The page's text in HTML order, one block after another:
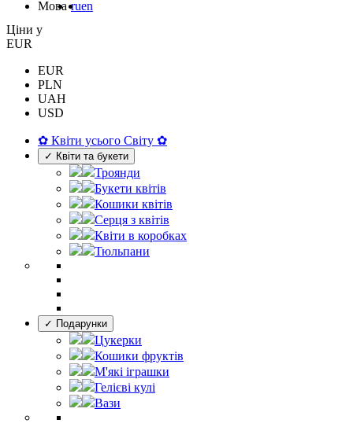
Мова ruen
Цiни у
EUR
EUR
PLN
UAH
USD
✿ Квіти усього Світу ✿
✓ Квіти та букети
Троянди
Букети квітів
Кошики квітів
Серця з квітів
Квіти в коробках
Тюльпани
✓ Подарунки
Цукерки
Кошики фруктів
М'які іграшки
Гелієві кулі
Вази